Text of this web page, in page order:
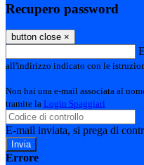
Recupero password
button close ×
all'indirizzo indicato con le
Non hai una e-mail associata al
tramite la Login Spaggiari
E-mail inviata, si prega di
Errore